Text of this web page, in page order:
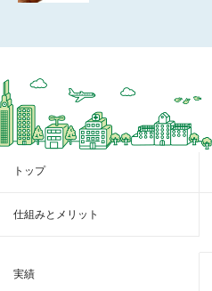
トップ
仕組みとメリット
実績